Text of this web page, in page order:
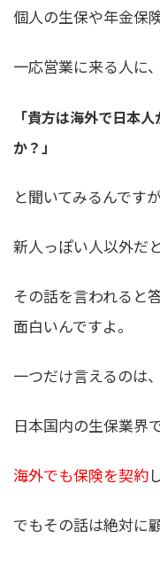
個人の生保や年金保
一応営業に来る人に、
「貴方は海外で日本
か？」
と聞いてみるんですが
新人っぽい人以外だ
その話を言われると
面白いんですよ。
一つだけ言えるのは、
日本国内の生保業界
海外でも保険を契約
でもその話は絶対に